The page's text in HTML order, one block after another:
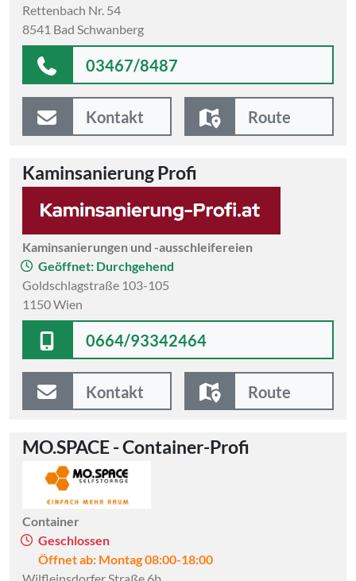
Rettenbach Nr. 54
8541 Bad Schwanberg
03467/8487
Kontakt Route
Kaminsanierung Profi
Kaminsanierungen und -ausschleifereien
Geöffnet: Durchgehend
Goldschlagstraße 103-105
1150 Wien
0664/93342464
Kontakt Route
MO.SPACE - Container-Profi
Container
Geschlossen
Öffnet ab: Montag 08:00-18:00